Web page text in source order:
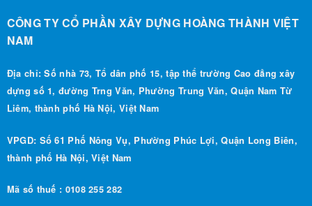
CÔNG TY CỔ PHẦN XÂY DỰNG HOÀNG THÀNH VIỆT
NAM
Địa chỉ: Số nhà 73, Tổ dân phố 15, tập thể trường Cao đẳng xây
dựng số 1, đường Trng Văn, Phường Trung Văn, Quận Nam Từ
Liêm, thành phố Hà Nội, Việt Nam
VPGD: Số 61 Phố Nông Vụ, Phường Phúc Lợi, Quận Long Biên,
thành phố Hà Nội, Việt Nam
Mã số thuế : 0108 255 282